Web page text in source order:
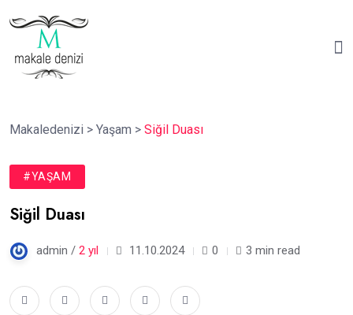
Makaledenizi > Yaşam > Siğil Duası
#YAŞAM
Siğil Duası
admin / 2 yıl 11.10.2024 0 3 min read